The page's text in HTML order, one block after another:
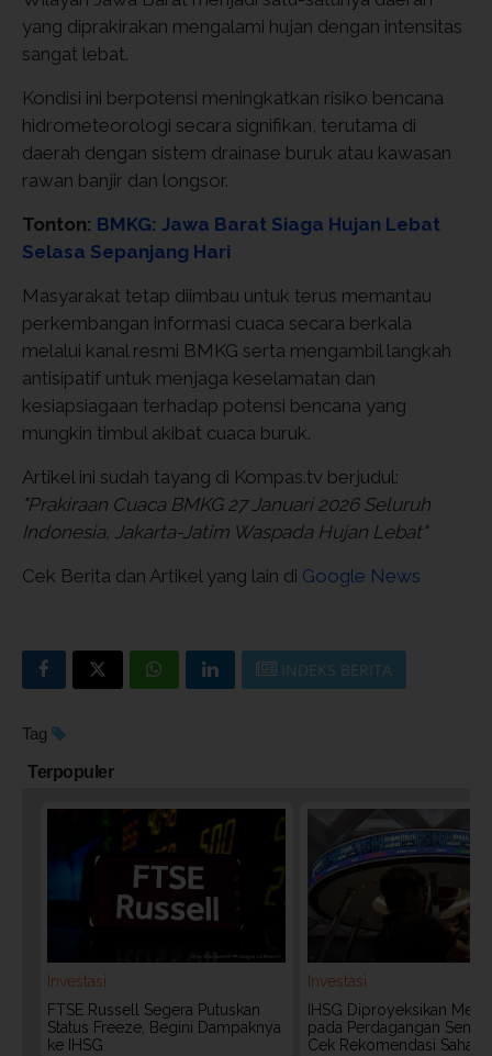
yang diprakirakan mengalami hujan dengan intensitas
sangat lebat.
Kondisi ini berpotensi meningkatkan risiko bencana
hidrometeorologi secara signifikan, terutama di
daerah dengan sistem drainase buruk atau kawasan
rawan banjir dan longsor.
Tonton: BMKG: Jawa Barat Siaga Hujan Lebat
Selasa Sepanjang Hari
Masyarakat tetap diimbau untuk terus memantau
perkembangan informasi cuaca secara berkala
melalui kanal resmi BMKG serta mengambil langkah
antisipatif untuk menjaga keselamatan dan
kesiapsiagaan terhadap potensi bencana yang
mungkin timbul akibat cuaca buruk.
Artikel ini sudah tayang di Kompas.tv berjudul:
"Prakiraan Cuaca BMKG 27 Januari 2026 Seluruh
Indonesia, Jakarta-Jatim Waspada Hujan Lebat"
Cek Berita dan Artikel yang lain di Google News
INDEKS BERITA
Tag
Terpopuler
Investasi
FTSE Russell Segera Putuskan
Status Freeze, Begini Dampaknya
ke IHSG
Investasi
IHSG Diproyeksikan
pada Perdagangan Senin
Cek Rekomendasi